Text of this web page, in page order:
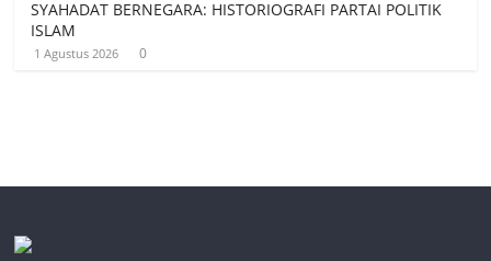
SYAHADAT BERNEGARA: HISTORIOGRAFI PARTAI POLITIK
ISLAM
1 Agustus 2026 0